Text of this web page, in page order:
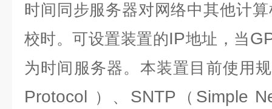
时间同步服务器对网络中其他计
校时。可设置装置的IP地址，当
为时间服务器。本装置目前使用
Protocol ）、 SNTP （ Simple